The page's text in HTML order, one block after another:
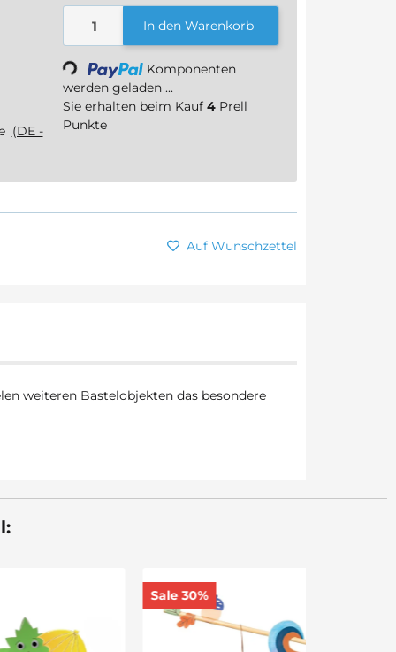
(DE -
In den Warenkorb
Loading...
Komponenten
werden geladen ...
Sie erhalten beim Kauf 4 Prell
Punkte
Auf Wunschzettel
weiteren Bastelobjekten das besondere